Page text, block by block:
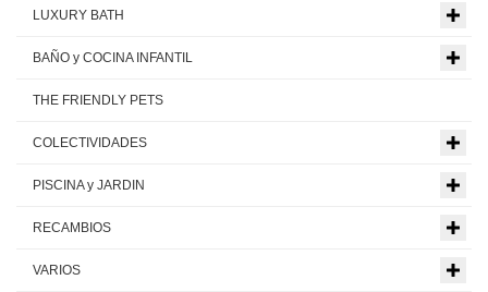
LUXURY BATH
BAÑO y COCINA INFANTIL
THE FRIENDLY PETS
COLECTIVIDADES
PISCINA y JARDIN
RECAMBIOS
VARIOS